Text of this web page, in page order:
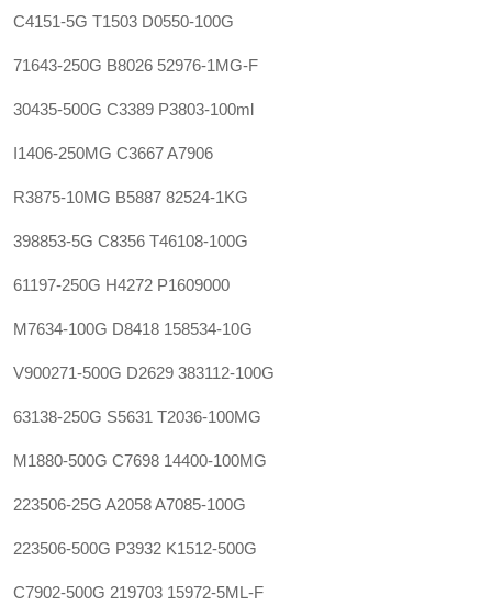
C4151-5G T1503 D0550-100G
71643-250G B8026 52976-1MG-F
30435-500G C3389 P3803-100ml
I1406-250MG C3667 A7906
R3875-10MG B5887 82524-1KG‍
398853-5G C8356 T46108-100G
61197-250G H4272 P1609000
M7634-100G D8418 158534-10G
V900271-500G D2629 383112-100G
63138-250G S5631 T2036-100MG
M1880-500G C7698 14400-100MG
223506-25G A2058 A7085-100G
223506-500G P3932 K1512-500G
C7902-500G 219703 15972-5ML-F